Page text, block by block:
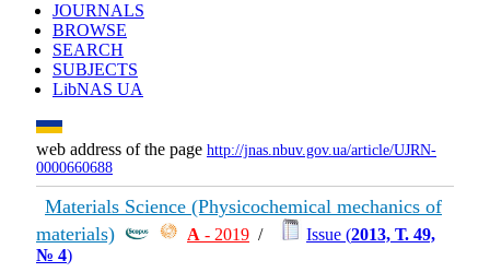
JOURNALS
BROWSE
SEARCH
SUBJECTS
LibNAS UA
web address of the page http://jnas.nbuv.gov.ua/article/UJRN-
0000660688
Materials Science (Physicochemical mechanics of
materials)
А - 2019 / Issue (2013, Т. 49,
№ 4)